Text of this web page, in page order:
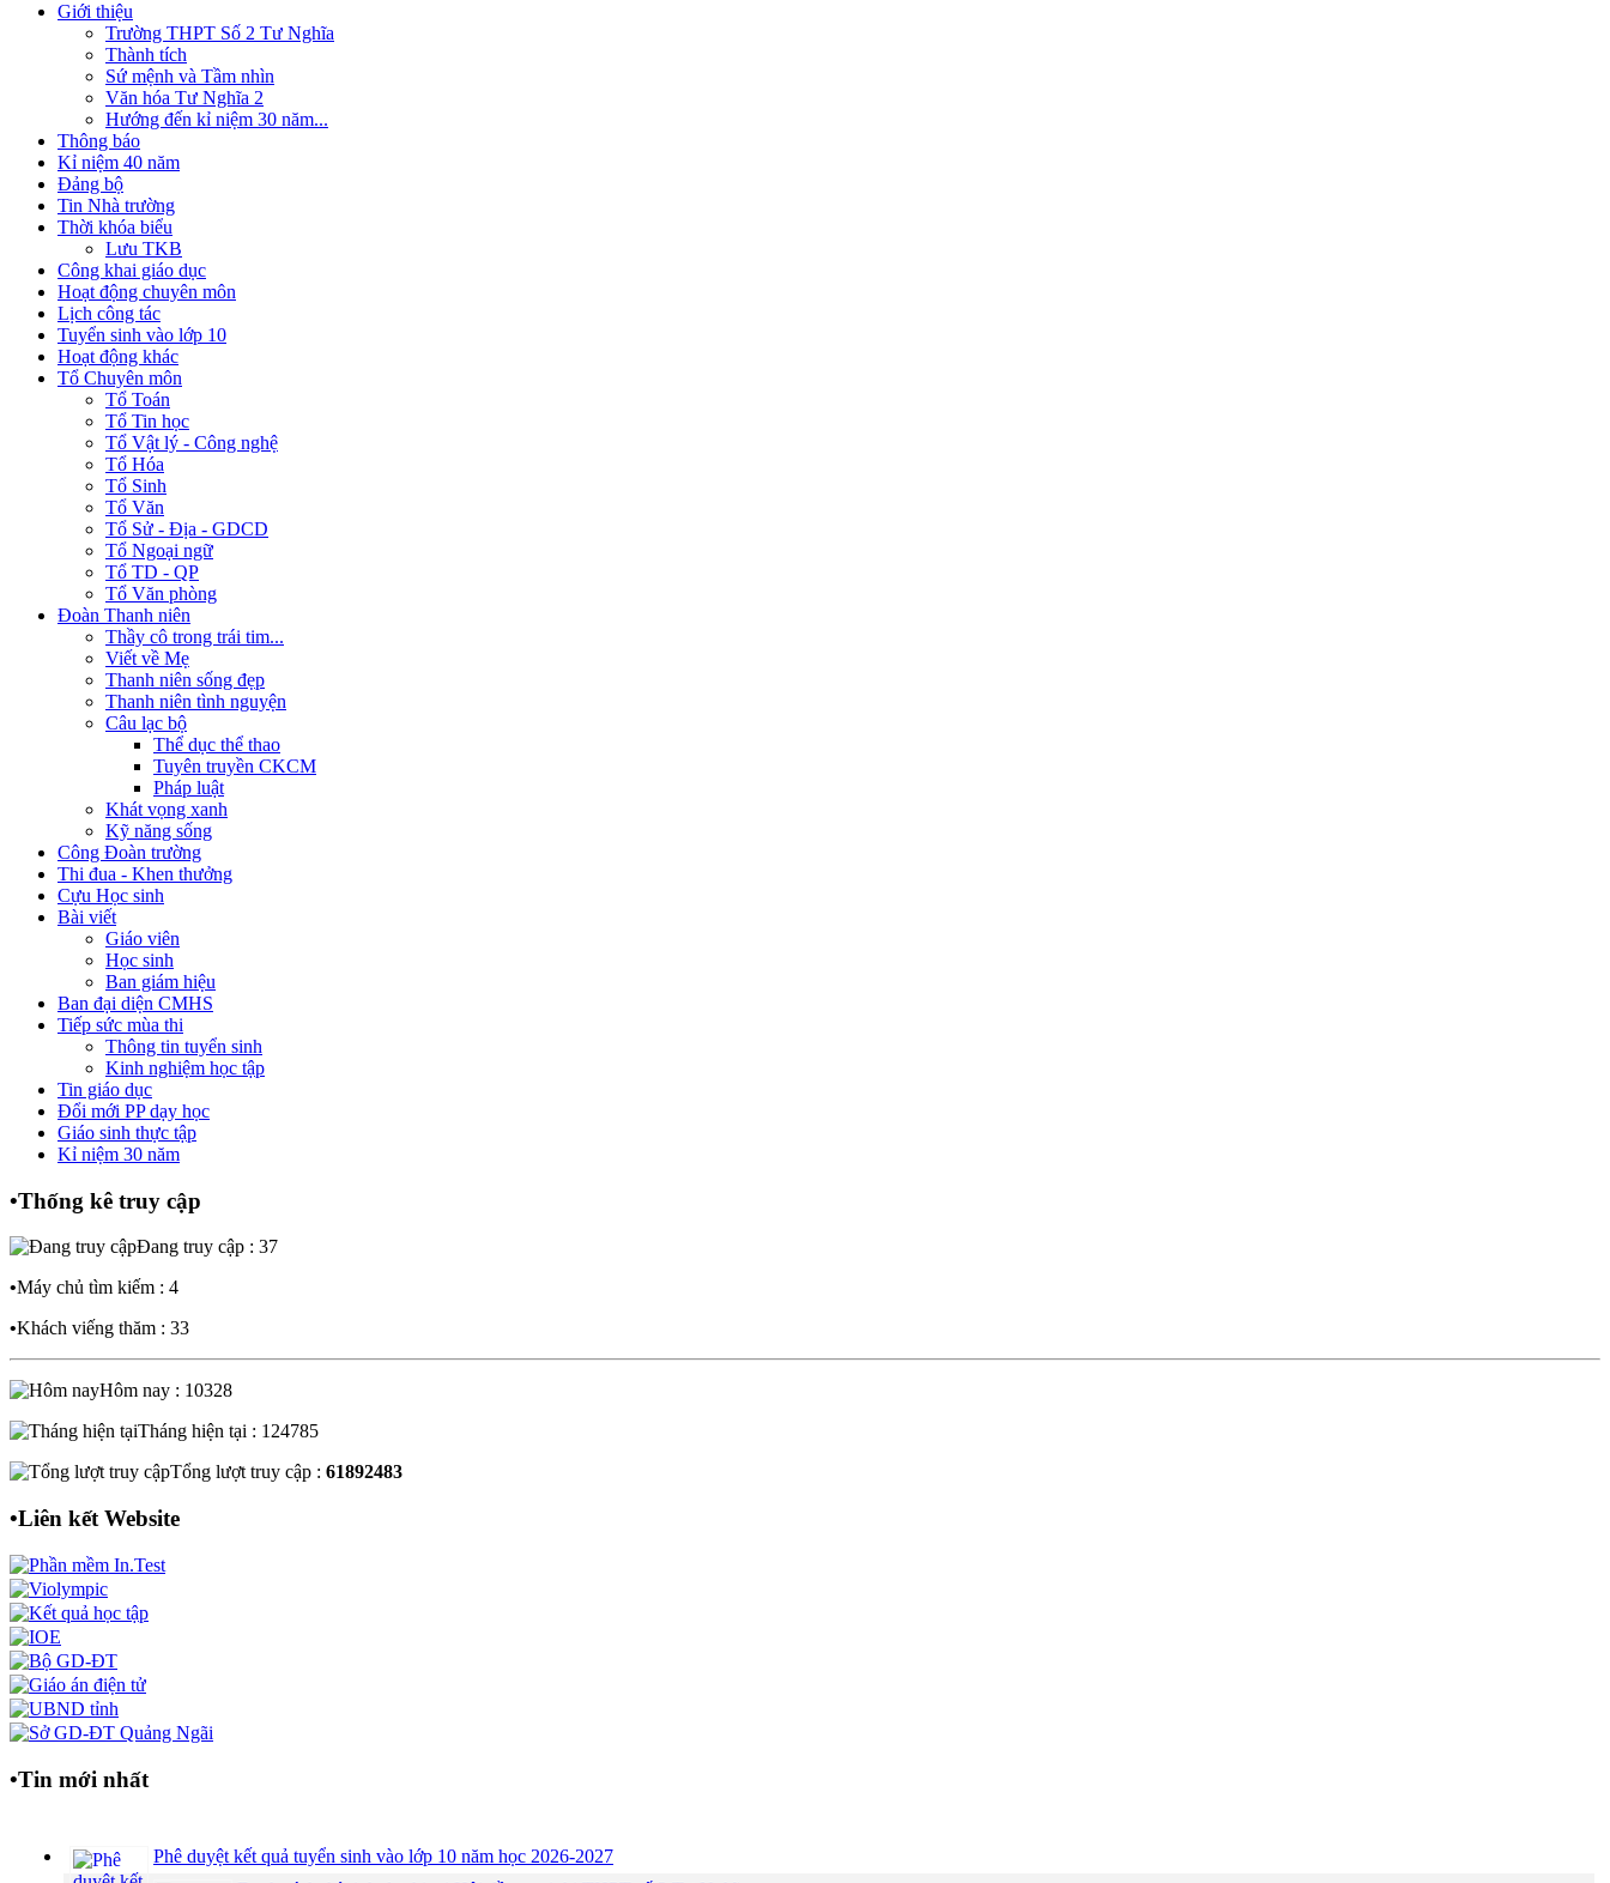
Giới thiệu
Trường THPT Số 2 Tư Nghĩa
Thành tích
Sứ mệnh và Tầm nhìn
Văn hóa Tư Nghĩa 2
Hướng đến kỉ niệm 30 năm...
Thông báo
Kỉ niệm 40 năm
Đảng bộ
Tin Nhà trường
Thời khóa biểu
Lưu TKB
Công khai giáo dục
Hoạt động chuyên môn
Lịch công tác
Tuyển sinh vào lớp 10
Hoạt động khác
Tổ Chuyên môn
Tổ Toán
Tổ Tin học
Tổ Vật lý - Công nghệ
Tổ Hóa
Tổ Sinh
Tổ Văn
Tổ Sử - Địa - GDCD
Tổ Ngoại ngữ
Tổ TD - QP
Tổ Văn phòng
Đoàn Thanh niên
Thầy cô trong trái tim...
Viết về Mẹ
Thanh niên sống đẹp
Thanh niên tình nguyện
Câu lạc bộ
Thể dục thể thao
Tuyên truyền CKCM
Pháp luật
Khát vọng xanh
Kỹ năng sống
Công Đoàn trường
Thi đua - Khen thưởng
Cựu Học sinh
Bài viết
Giáo viên
Học sinh
Ban giám hiệu
Ban đại diện CMHS
Tiếp sức mùa thi
Thông tin tuyển sinh
Kinh nghiệm học tập
Tin giáo dục
Đổi mới PP dạy học
Giáo sinh thực tập
Kỉ niệm 30 năm
•Thống kê truy cập
Đang truy cập : 37
•Máy chủ tìm kiếm : 4
•Khách viếng thăm : 33
Hôm nay : 10328
Tháng hiện tại : 124785
Tổng lượt truy cập : 61892483
•Liên kết Website
•Tin mới nhất
Phê duyệt kết quả tuyển sinh vào lớp 10 năm học 2026-2027